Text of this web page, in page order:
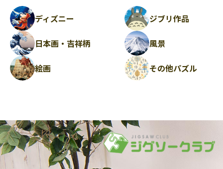
ディズニー ジブリ作品
日本画・吉祥柄 風景
絵画 その他パズル